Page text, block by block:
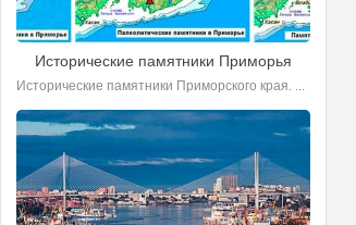
Исторические памятники Приморья
Исторические памятники Приморского края. ...